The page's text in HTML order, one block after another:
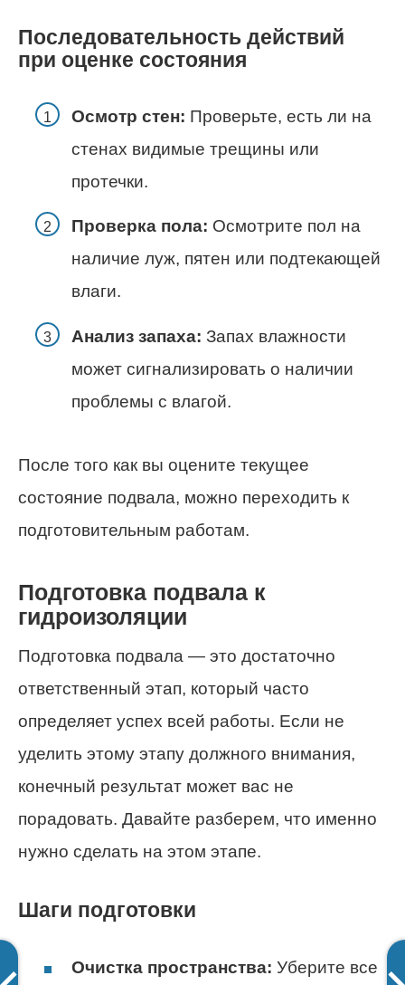
Последовательность действий
при оценке состояния
Осмотр стен: Проверьте, есть ли на
стенах видимые трещины или
протечки.
Проверка пола: Осмотрите пол на
наличие луж, пятен или подтекающей
влаги.
Анализ запаха: Запах влажности
может сигнализировать о наличии
проблемы с влагой.
После того как вы оцените текущее
состояние подвала, можно переходить к
подготовительным работам.
Подготовка подвала к
гидроизоляции
Подготовка подвала — это достаточно
ответственный этап, который часто
определяет успех всей работы. Если не
уделить этому этапу должного внимания,
конечный результат может вас не
порадовать. Давайте разберем, что именно
нужно сделать на этом этапе.
Шаги подготовки
Очистка пространства: Уберите все